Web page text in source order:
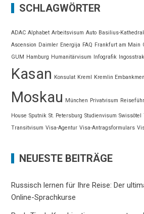
SCHLAGWÖRTER
ADAC Alphabet Arbeitsvisum Auto Basilius-
Ascension Daimler Energija FAQ Frankfurt am Main
GUM Hamburg Humanitärvisum Infografik
Kasan Konsulat Kreml Kremlin
Moskau München Privatvisum
House Sputnik St. Petersburg Studienvisum Swissôtel
Transitvisum Visa-Agentur Visa-Antragsformulars
NEUESTE BEITRÄGE
Russisch lernen für Ihre Reise: Der
Online-Sprachkurse